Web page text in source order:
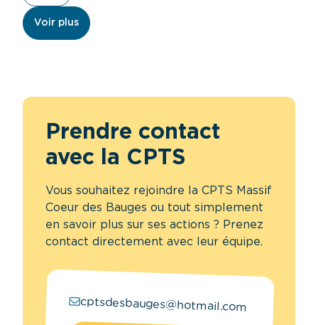
Voir plus
Prendre contact
avec la CPTS
Vous souhaitez rejoindre la CPTS Massif
Coeur des Bauges ou tout simplement
en savoir plus sur ses actions ? Prenez
contact directement avec leur équipe.
cptsdesbauges@hotmail.com